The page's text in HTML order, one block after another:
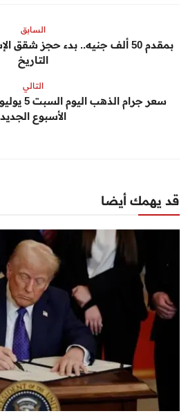
السابق
بمقدم 50 ألف جنيه.. بدء حجز
التاريخ
التالي
الأسبوع الجديد
قد يهمك أيضا